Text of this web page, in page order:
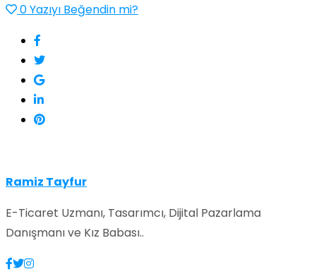
0Yazıyı Beğendin mi?
Ramiz Tayfur
E-Ticaret Uzmanı, Tasarımcı, Dijital Pazarlama
Danışmanı ve Kız Babası..